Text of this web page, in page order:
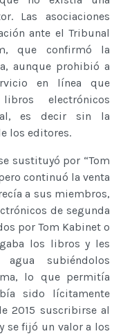
Las asociaciones
ante el Tribunal
que confirmó la
aunque prohibió a
en línea que
electrónicos
es decir sin la
los editores.
sustituyó por “Tom
continuó la venta
a sus miembros,
de segunda
por Tom Kabinet o
los libros y les
subiéndolos
lo que permitía
sido lícitamente
2015 suscribirse al
se fijó un valor a los